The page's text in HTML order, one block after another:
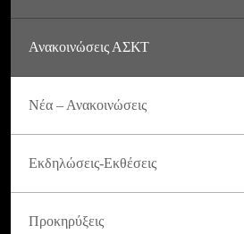
Ανακοινώσεις ΑΣΚΤ
Νέα – Ανακοινώσεις
Εκδηλώσεις-Εκθέσεις
Προκηρύξεις